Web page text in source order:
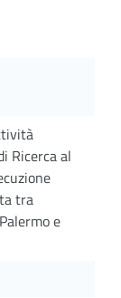
Ricerca al
tra
e